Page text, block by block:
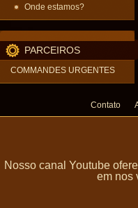
Onde estamos?
PARCEIROS
COMMANDES URGENTES
Contato
Nosso canal Youtube
em nos